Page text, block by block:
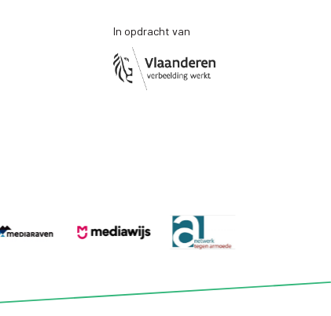
In opdracht van